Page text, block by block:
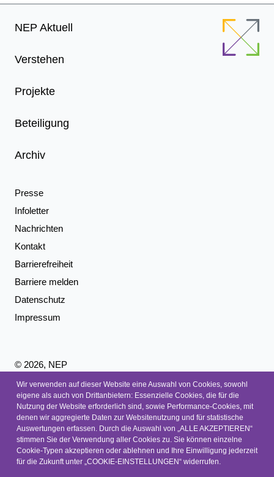
Footer
NEP Aktuell
Verstehen
Projekte
Beteiligung
Archiv
Presse
Infoletter
Nachrichten
Kontakt
Barrierefreiheit
Barriere melden
Datenschutz
Impressum
Wir verwenden auf dieser Website eine Auswahl von Cookies, sowohl
eigene als auch von Drittanbietern: Essenzielle Cookies, die für die
Nutzung der Website erforderlich sind, sowie Performance-Cookies, mit
denen wir aggregierte Daten zur Websitenutzung und für statistische
Auswertungen erfassen. Durch die Auswahl von „ALLE AKZEPTIEREN“
stimmen Sie der Verwendung aller Cookies zu. Sie können einzelne
Cookie-Typen akzeptieren oder ablehnen und Ihre Einwilligung jederzeit
für die Zukunft unter „COOKIE-EINSTELLUNGEN“ widerrufen.
© 2026, NEP